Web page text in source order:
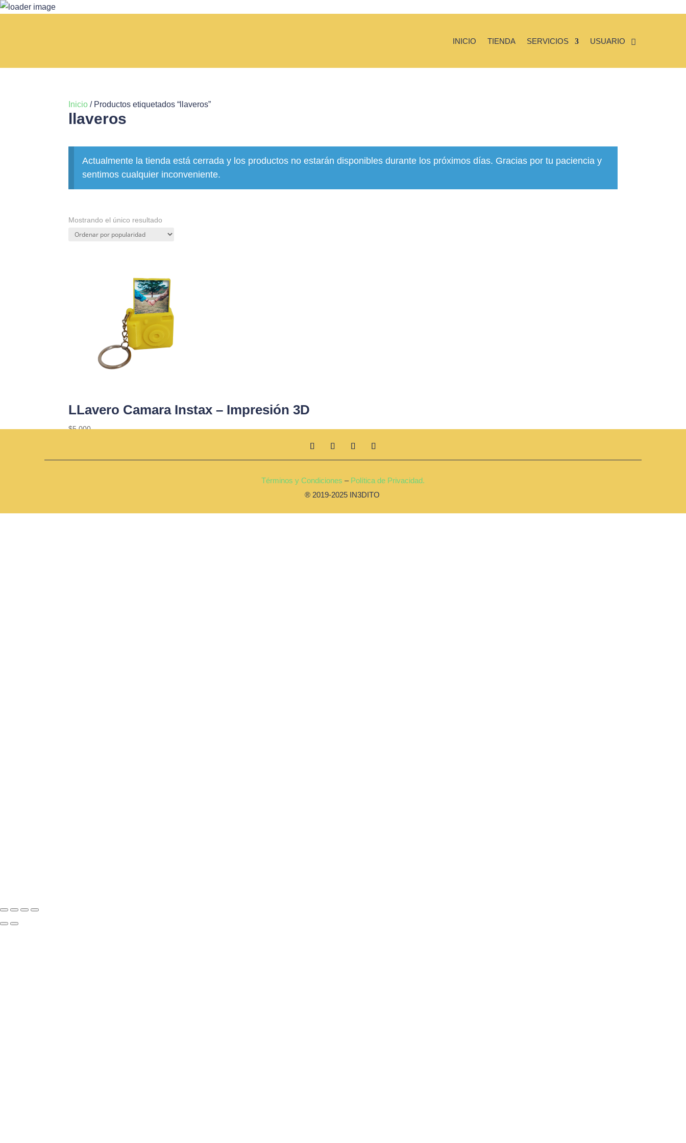
INICIO TIENDA SERVICIOS USUARIO
Inicio / Productos etiquetados “llaveros”
llaveros
Actualmente la tienda está cerrada y los productos no estarán disponibles durante los próximos días. Gracias por tu paciencia y
sentimos cualquier inconveniente.
Mostrando el único resultado
LLavero Camara Instax – Impresión 3D
$5.000
Términos y Condiciones – Política de Privacidad.
® 2019-2025 IN3DITO